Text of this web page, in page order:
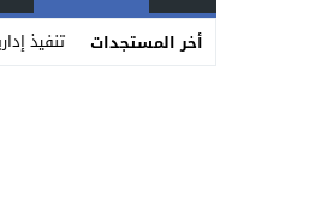
أخر المستجدات
سطات بمقاضاة مأمور تنفيذ إدارية البيضاء؟